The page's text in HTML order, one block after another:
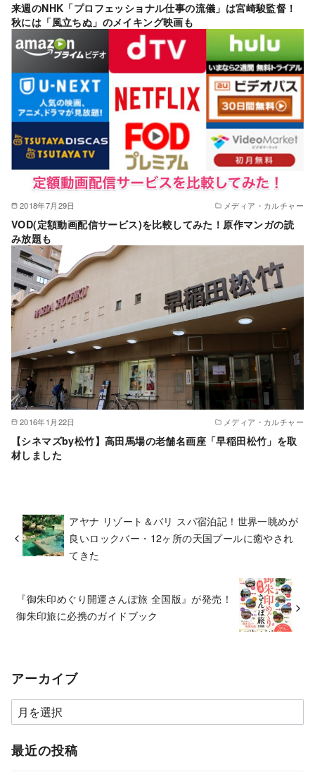
来週のNHK「プロフェッショナル仕事の流儀」は宮崎駿監督！
秋には「風立ちぬ」のメイキング映画も
2018年7月29日 メディア・カルチャー
VOD(定額動画配信サービス)を比較してみた！原作マンガの読
み放題も
2016年1月22日 メディア・カルチャー
【シネマズby松竹】高田馬場の老舗名画座「早稲田松竹」を取
材しました
アヤナ リゾート＆バリ スパ宿泊記！世界一眺めが
良いロックバー・12ヶ所の天国プールに癒やされ
てきた
『御朱印めぐり開運さんぽ旅 全国版』が発売！
御朱印旅に必携のガイドブック
アーカイブ
ア
ー
カ
最近の投稿